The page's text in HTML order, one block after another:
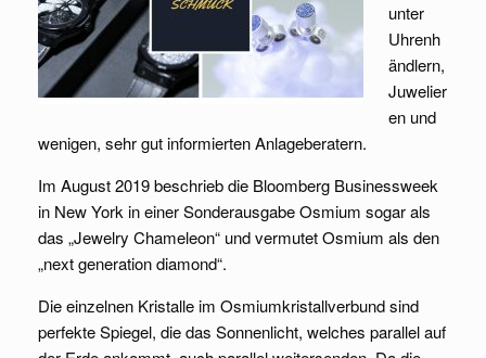
unter
Uhrenh
ändlern,
Juwelier
en und
wenigen, sehr gut informierten Anlageberatern.
Im August 2019 beschrieb die Bloomberg Businessweek
in New York in einer Sonderausgabe Osmium sogar als
das „Jewelry Chameleon“ und vermutet Osmium als den
„next generation diamond“.
Die einzelnen Kristalle im Osmiumkristallverbund sind
perfekte Spiegel, die das Sonnenlicht, welches parallel auf